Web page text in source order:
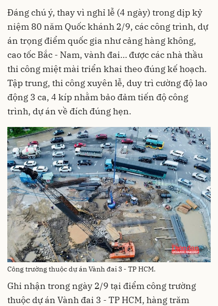
Đáng chú ý, thay vì nghỉ lễ (4 ngày) trong dịp kỷ
niệm 80 năm Quốc khánh 2/9, các công trình, dự
án trọng điểm quốc gia như cảng hàng không,
cao tốc Bắc - Nam, vành đai… được các nhà thầu
thi công miệt mài triển khai theo đúng kế hoạch.
Tập trung, thi công xuyên lễ, duy trì cường độ lao
động 3 ca, 4 kíp nhằm bảo đảm tiến độ công
trình, dự án về đích đúng hẹn.
Công trường thuộc dự án Vành đai 3 - TP HCM.
Ghi nhận trong ngày 2/9 tại điểm công trường
thuộc dự án Vành đai 3 - TP HCM, hàng trăm